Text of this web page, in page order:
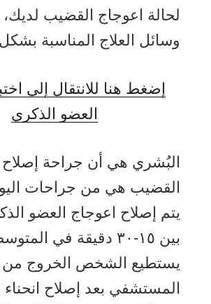
لحالة اعوجاج القضيب لديك،
وسائل العلاج المناسبة
إضغط هنا للانتقال إلي
العضو الذكري
البُشري هي أن جراحة
القضيب هي من جراحات
يتم إصلاح اعوجاج العضو
بين ۱٥-۳۰ دقيقة في
يستطيع الشخص الخروج من
المستشفي بعد إصلاح